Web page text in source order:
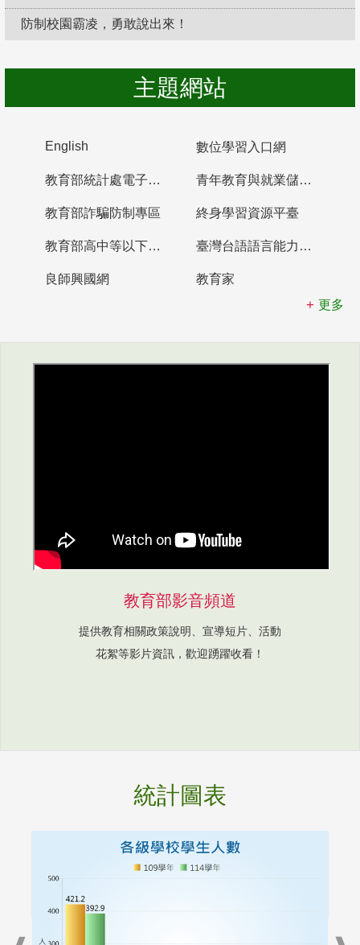
防制校園霸凌，勇敢說出來！
主題網站
English 數位學習入口網
教育部統計處電子書櫃 青年教育與就業儲蓄帳戶
教育部詐騙防制專區 終身學習資源平臺
教育部高中等以下學校及幼兒園教師資格檢定考試 臺灣台語語言能力認證網站
良師興國網
教育家
更多
教育部影音頻道
提供教育相關政策說明、宣導短片、活動
花絮等影片資訊，歡迎踴躍收看！
統計圖表